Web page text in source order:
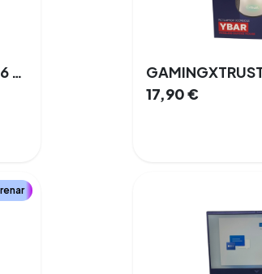
VICTUS CLONICO 1TB SSD 16 GB Intel I5 12va Gen. Windows 10 Nvidia GeForce GTX 1650 4 GB
17,90€